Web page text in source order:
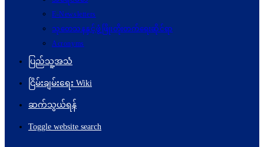
E-Newsletters
သုတေသနနှင့်ဖွံ့ဖြိုးတိုးတက်ရေးဆိုင်ရာ
Acronyms
ပြည်သူ့အသံ
ငြိမ်းချမ်းရေး Wiki
ဆက်သွယ်ရန်
Toggle website search